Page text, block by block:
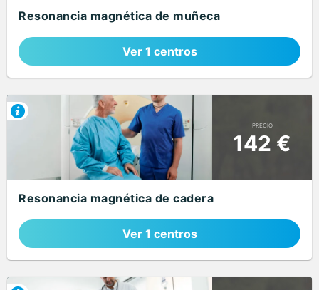
Resonancia magnética de muñeca
Ver 1 centros
PRECIO
142 €
Resonancia magnética de cadera
Ver 1 centros